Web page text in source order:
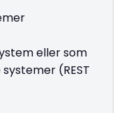
eller som
(REST